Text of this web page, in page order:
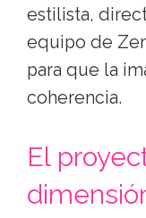
estilista,
equipo de
para que la
coherencia.
El